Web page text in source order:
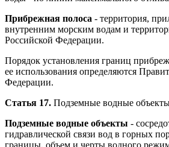
Прибрежная полоса - территория,
внутренним морским водам и
Российской Федерации.
Порядок установления границ
ее использования определяются
Федерации.
Статья 17. Подземные водные
Подземные водные объекты -
гидравлической связи вод в горных
границы, объем и черты водного